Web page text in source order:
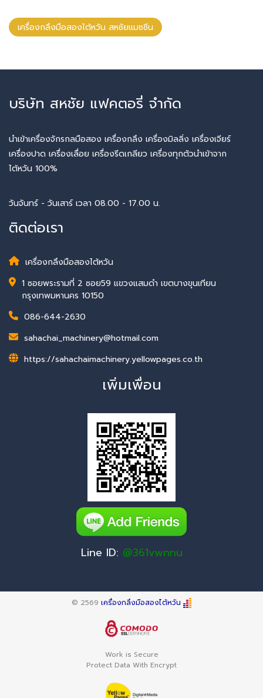
เครื่องกลึงมือสองไต้หวัน สหชัยแมชชีน
บริษัท สหชัย แฟคตอรี่ จำกัด
นำเข้าเครื่องจักรกลมือสอง เครื่องกลึง เครื่องมิลลิ่ง เครื่องเจียร์
เครื่องปาด เครื่องเลื่อย เครื่องรีดเกลียว เครื่องทุกตัวนำเข้าจาก
ไต้หวัน 100%
วันจันทร์ - วันเสาร์ เวลา 08.00 - 17.00 น.
ติดต่อเรา
เครื่องกลึงมือสองไต้หวัน
1 ซอยพระรามที่ 2 ซอย59 แขวงแสมดำ เขตบางขุนเทียน
กรุงเทพมหานคร 10150
086-644-2630
sahachai_machinery@hotmail.com
https://sahachaimachinery.yellowpages.co.th
เพิ่มเพื่อน
Line ID: @361vwnnu
© 2569 เครื่องกลึงมือสองไต้หวัน
Work is Secure
Protect Data With Encrypt